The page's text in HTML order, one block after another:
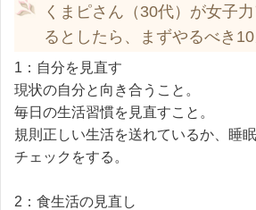
くまピさん（30代）が女子
るとしたら、まずやるべき10
1：自分を見直す
現状の自分と向き合うこと。
毎日の生活習慣を見直すこと。
規則正しい生活を送れているか、睡
チェックをする。
2：食生活の見直し